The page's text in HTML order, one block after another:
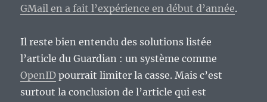
GMail en a fait l’expérience en début d’année.
Il reste bien entendu des solutions listée
l’article du Guardian : un système comme
OpenID pourrait limiter la casse. Mais c’est
surtout la conclusion de l’article qui est